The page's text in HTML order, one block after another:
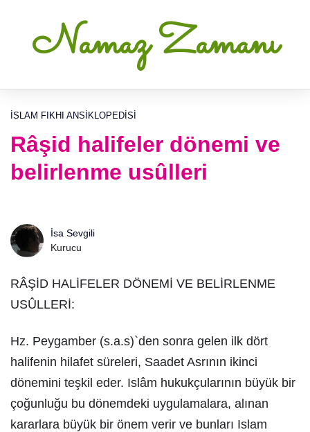
Namaz Zamanı
İSLAM FIKHI ANSIKLOPEDISI
Râşid halifeler dönemi ve
belirlenme usûlleri
İsa Sevgili
Kurucu
RÂŞİD HALİFELER DÖNEMİ VE BELİRLENME
USÛLLERİ:
Hz. Peygamber (s.a.s)`den sonra gelen ilk dört
halifenin hilafet süreleri, Saadet Asrının ikinci
dönemini teşkil eder. Islâm hukukçularının büyük bir
çoğunluğu bu dönemdeki uygulamalara, alınan
kararlara büyük bir önem verir ve bunları Islam